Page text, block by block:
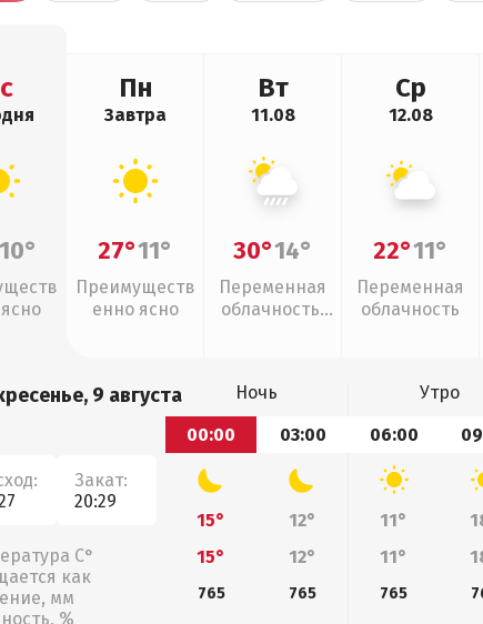
10°
Пн
Завтра
27°11°
Преимуществ
енно ясно
Вт
11.08
30°14°
Переменная
облачность,
Ср
12.08
22°11°
Переменная
облачность
9 августа
Закат:
20:29
С°
как
мм
%
Ночь Утро
00:00
03:00 06:00
15° 12° 11°
15°
12° 11°
765 765 765